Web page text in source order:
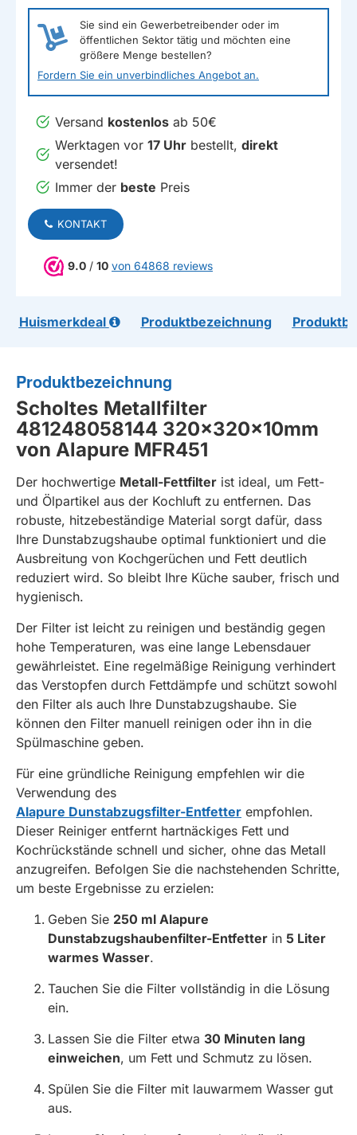
Sie sind ein Gewerbetreibender oder im
öffentlichen Sektor tätig und möchten eine
größere Menge bestellen?
Fordern Sie ein unverbindliches Angebot an.
Versand kostenlos ab 50€
Werktagen vor 17 Uhr bestellt, direkt
versendet!
Immer der beste Preis
KONTAKT
9.0 / 10 von 64868 reviews
Huismerkdeal Produktbezeichnung
Produktbezeichnung
Scholtes Metallfilter
481248058144 320x320x10mm
von Alapure MFR451
Der hochwertige Metall-Fettfilter ist ideal, um Fett-
und Ölpartikel aus der Kochluft zu entfernen. Das
robuste, hitzebeständige Material sorgt dafür, dass
Ihre Dunstabzugshaube optimal funktioniert und die
Ausbreitung von Kochgerüchen und Fett deutlich
reduziert wird. So bleibt Ihre Küche sauber, frisch und
hygienisch.
Der Filter ist leicht zu reinigen und beständig gegen
hohe Temperaturen, was eine lange Lebensdauer
gewährleistet. Eine regelmäßige Reinigung verhindert
das Verstopfen durch Fettdämpfe und schützt sowohl
den Filter als auch Ihre Dunstabzugshaube. Sie
können den Filter manuell reinigen oder ihn in die
Spülmaschine geben.
Für eine gründliche Reinigung empfehlen wir die
Verwendung des
Alapure Dunstabzugsfilter-Entfetter empfohlen.
Dieser Reiniger entfernt hartnäckiges Fett und
Kochrückstände schnell und sicher, ohne das Metall
anzugreifen. Befolgen Sie die nachstehenden Schritte,
um beste Ergebnisse zu erzielen:
Geben Sie 250 ml Alapure
Dunstabzugshaubenfilter-Entfetter in 5 Liter
warmes Wasser.
Tauchen Sie die Filter vollständig in die Lösung
ein.
Lassen Sie die Filter etwa 30 Minuten lang
einweichen, um Fett und Schmutz zu lösen.
Spülen Sie die Filter mit lauwarmem Wasser gut
aus.